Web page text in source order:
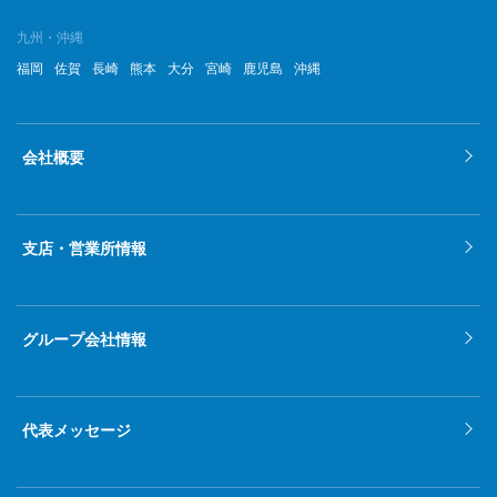
九州・沖縄
福岡
佐賀 長崎 熊本 大分 宮崎 鹿児島 沖縄
会社概要
支店・営業所情報
グループ会社情報
代表メッセージ